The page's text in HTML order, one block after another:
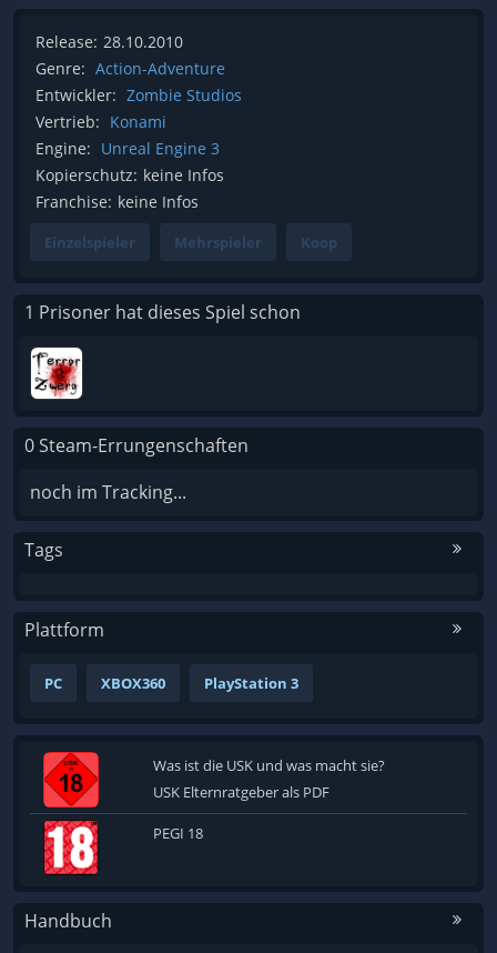
Release: 28.10.2010
Genre: Action-Adventure
Entwickler: Zombie Studios
Vertrieb: Konami
Engine: Unreal Engine 3
Kopierschutz: keine Infos
Franchise: keine Infos
Einzelspieler Mehrspieler Koop
1 Prisoner hat dieses Spiel schon
0 Steam-Errungenschaften
noch im Tracking...
Tags
Plattform
PC XBOX360 PlayStation 3
Was ist die USK und was macht sie?
USK Elternratgeber als PDF
PEGI 18
Handbuch